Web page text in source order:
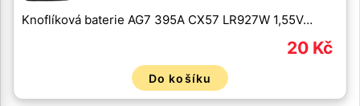
Knoflíková baterie AG7 395A CX57 LR927W 1,55V…
20 Kč
Do košíku